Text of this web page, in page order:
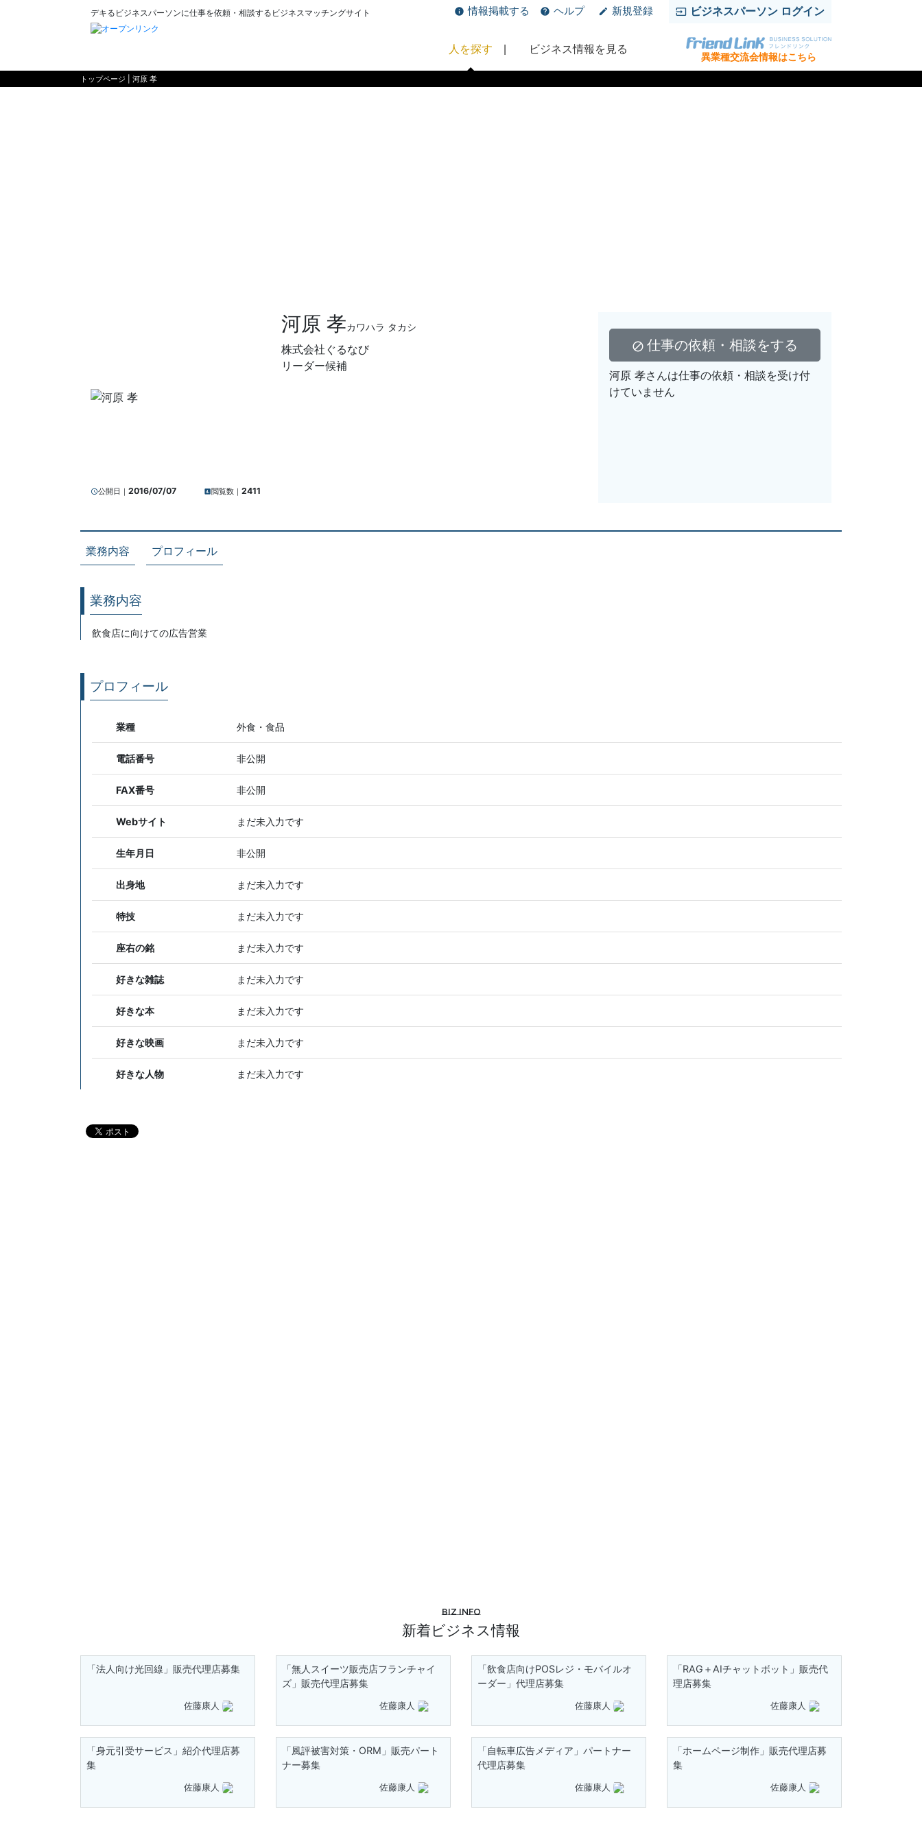
デキるビジネスパーソンに仕事を依頼・相談するビジネスマッチングサイト
人を探す ビジネス情報を見る
異業種交流会情報はこちら
情報掲載する ヘルプ 新規登録 ビジネスパーソン ログイン
トップページ | 河原 孝
query_builder公開日｜ 2016/07/07 insert_chart閲覧数｜ 2411
河原 孝カワハラ タカシ
株式会社ぐるなび
リーダー候補
block 仕事の依頼・相談をする
河原 孝さんは仕事の依頼・相談を受け付
けていません
業務内容 プロフィール
業務内容
飲食店に向けての広告営業
プロフィール
業種 外食・食品
電話番号 非公開
FAX番号 非公開
Webサイト まだ未入力です
生年月日 非公開
出身地 まだ未入力です
特技 まだ未入力です
座右の銘 まだ未入力です
好きな雑誌 まだ未入力です
好きな本 まだ未入力です
好きな映画 まだ未入力です
好きな人物 まだ未入力です
Biz info
新着ビジネス情報
「法人向け光回線」販売代理店募集
佐藤康人
「無人スイーツ販売店フランチャイ
ズ」販売代理店募集
佐藤康人
「飲食店向けPOSレジ・モバイルオ
ーダー」代理店募集
佐藤康人
「RAG＋AIチャットボット」販売代
理店募集
佐藤康人
「身元引受サービス」紹介代理店募
集
佐藤康人
「風評被害対策・ORM」販売パート
ナー募集
佐藤康人
「自転車広告メディア」パートナー
代理店募集
佐藤康人
「ホームページ制作」販売代理店募
集
佐藤康人